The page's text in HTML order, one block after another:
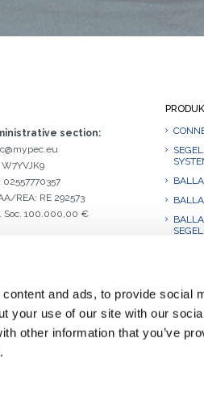
and ads, to provide social
your use of our site with our
other information that you’ve
section:
W7YVJK9
02557770357
REA: RE 292573
Soc. 100.000,00 €